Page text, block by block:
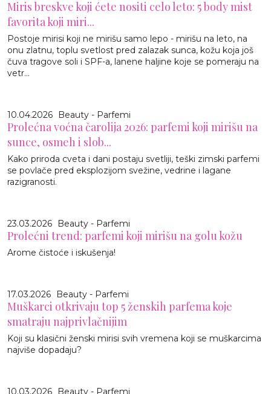
Miris breskve koji ćete nositi celo leto: 5 body mist
favorita koji miri...
Postoje mirisi koji ne mirišu samo lepo - mirišu na leto, na
onu zlatnu, toplu svetlost pred zalazak sunca, kožu koja još
čuva tragove soli i SPF-a, lanene haljine koje se pomeraju na
vetr...
10.04.2026 Beauty - Parfemi
Prolećna voćna čarolija 2026: parfemi koji mirišu na
sunce, osmeh i slob...
Kako priroda cveta i dani postaju svetliji, teški zimski parfemi
se povlače pred eksplozijom svežine, vedrine i lagane
razigranosti.
23.03.2026 Beauty - Parfemi
Prolećni trend: parfemi koji mirišu na golu kožu
Arome čistoće i iskušenja!
17.03.2026 Beauty - Parfemi
Muškarci otkrivaju top 5 ženskih parfema koje
smatraju najprivlačnijim
Koji su klasični ženski mirisi svih vremena koji se muškarcima
najviše dopadaju?
10.03.2026 Beauty - Parfemi